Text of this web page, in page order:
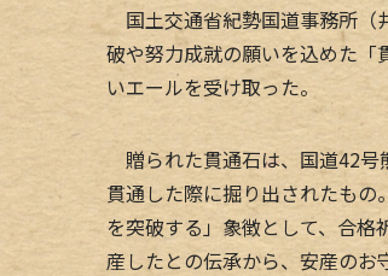
国土交通省紀勢国道事務所（
破や努力成就の願いを込めた
いエールを受け取った。
贈られた貫通石は、国道42号
貫通した際に掘り出されたも
を突破する」象徴として、合
産したとの伝承から、安産のお